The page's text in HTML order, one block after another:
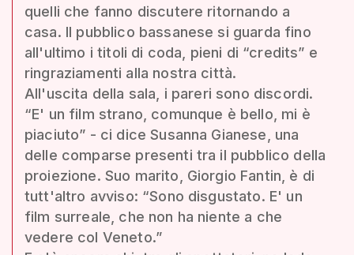
quelli che fanno discutere ritornando a
casa. Il pubblico bassanese si guarda fino
all'ultimo i titoli di coda, pieni di “credits” e
ringraziamenti alla nostra città.
All'uscita della sala, i pareri sono discordi.
“E' un film strano, comunque è bello, mi è
piaciuto” - ci dice Susanna Gianese, una
delle comparse presenti tra il pubblico della
proiezione. Suo marito, Giorgio Fantin, è di
tutt'altro avviso: “Sono disgustato. E' un
film surreale, che non ha niente a che
vedere col Veneto.”